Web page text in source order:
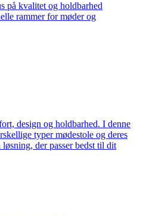
på kvalitet og holdbarhed
rammer for møder og
design og holdbarhed. I denne
typer mødestole og deres
der passer bedst til dit